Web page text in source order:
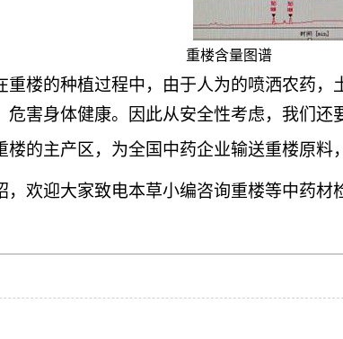
重楼含量图谱
重楼的种植过程中，由于人为的喷洒农药
危害身体健康。因此从安全性考虑，我们还
楼的主产区，为全国中药企业输送重楼原料
，欢迎大家致电本草小编咨询重楼等中药材